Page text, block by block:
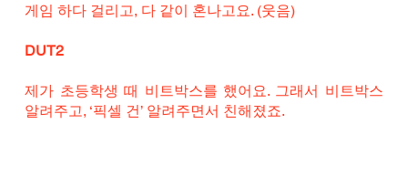
게임 하다 걸리고, 다 같이 혼나고요. (웃음)
DUT2
제가 초등학생 때 비트박스를 했어요. 그래서 비트박스
알려주고, ‘픽셀 건’ 알려주면서 친해졌죠.